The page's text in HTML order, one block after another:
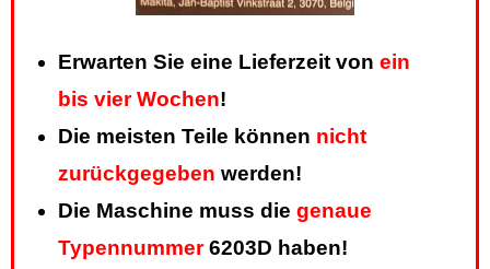
Erwarten Sie eine Lieferzeit von ein
bis vier Wochen!
Die meisten Teile können nicht
zurückgegeben werden!
Die Maschine muss die genaue
Typennummer6203D haben!